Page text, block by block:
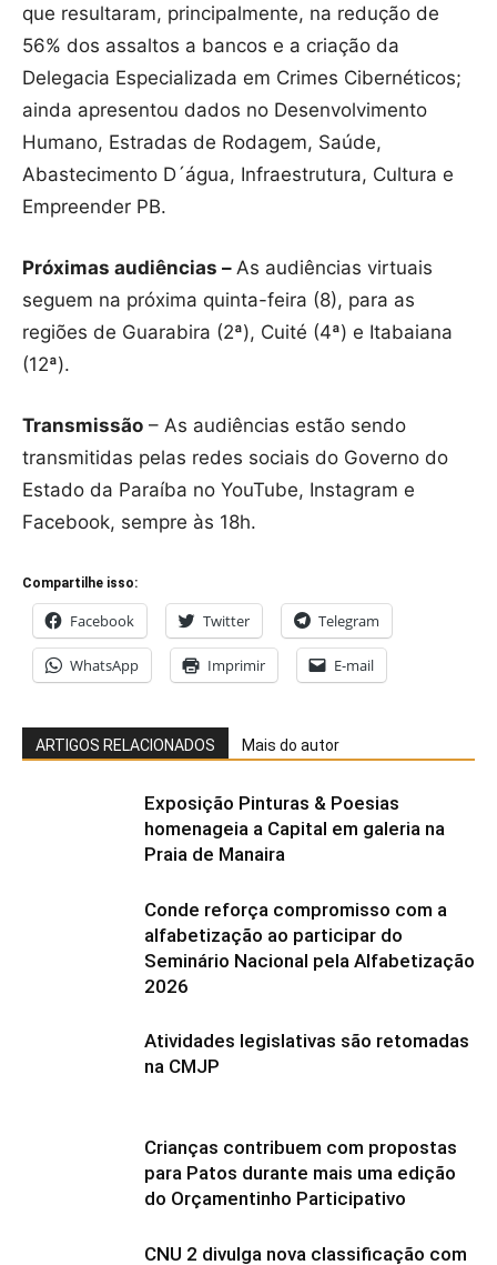
que resultaram, principalmente, na redução de
56% dos assaltos a bancos e a criação da
Delegacia Especializada em Crimes Cibernéticos;
ainda apresentou dados no Desenvolvimento
Humano, Estradas de Rodagem, Saúde,
Abastecimento D´água, Infraestrutura, Cultura e
Empreender PB.
Próximas audiências – As audiências virtuais
seguem na próxima quinta-feira (8), para as
regiões de Guarabira (2ª), Cuité (4ª) e Itabaiana
(12ª).
Transmissão – As audiências estão sendo
transmitidas pelas redes sociais do Governo do
Estado da Paraíba no YouTube, Instagram e
Facebook, sempre às 18h.
Compartilhe isso:
Facebook Twitter Telegram
WhatsApp Imprimir E-mail
ARTIGOS RELACIONADOS Mais do autor
Exposição Pinturas & Poesias
homenageia a Capital em galeria na
Praia de Manaira
Conde reforça compromisso com a
alfabetização ao participar do
Seminário Nacional pela Alfabetização
2026
Atividades legislativas são retomadas
na CMJP
Crianças contribuem com propostas
para Patos durante mais uma edição
do Orçamentinho Participativo
CNU 2 divulga nova classificação com